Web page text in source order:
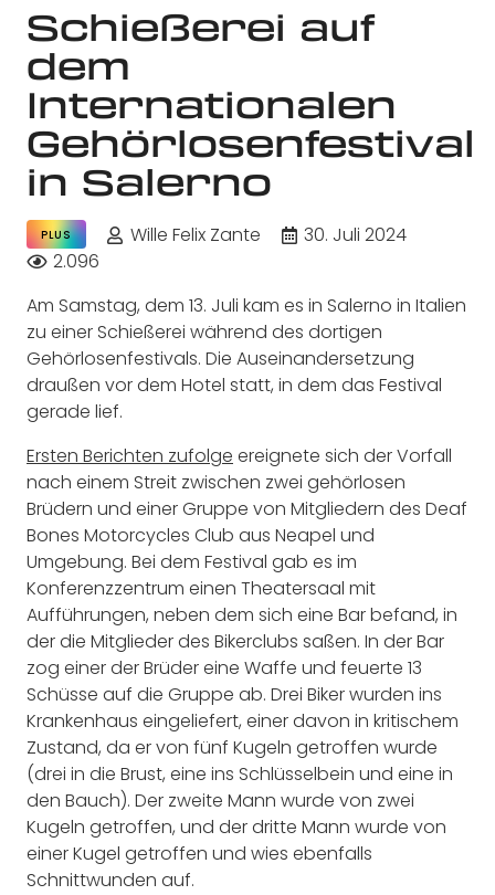
Schießerei auf
dem
Internationalen
Gehörlosenfestival
in Salerno
PLUS Wille Felix Zante
30. Juli 2024
2.096
Am Samstag, dem 13. Juli kam es in Salerno in Italien
zu einer Schießerei während des dortigen
Gehörlosenfestivals. Die Auseinandersetzung
draußen vor dem Hotel statt, in dem das Festival
gerade lief.
Ersten Berichten zufolge ereignete sich der Vorfall
nach einem Streit zwischen zwei gehörlosen
Brüdern und einer Gruppe von Mitgliedern des Deaf
Bones Motorcycles Club aus Neapel und
Umgebung. Bei dem Festival gab es im
Konferenzzentrum einen Theatersaal mit
Aufführungen, neben dem sich eine Bar befand, in
der die Mitglieder des Bikerclubs saßen. In der Bar
zog einer der Brüder eine Waffe und feuerte 13
Schüsse auf die Gruppe ab. Drei Biker wurden ins
Krankenhaus eingeliefert, einer davon in kritischem
Zustand, da er von fünf Kugeln getroffen wurde
(drei in die Brust, eine ins Schlüsselbein und eine in
den Bauch). Der zweite Mann wurde von zwei
Kugeln getroffen, und der dritte Mann wurde von
einer Kugel getroffen und wies ebenfalls
Schnittwunden auf.